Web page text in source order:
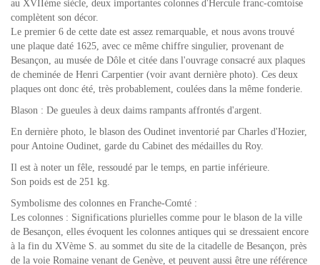
au XVIIéme siècle, deux importantes colonnes d'Hercule franc-comtoise
complètent son décor.
Le premier 6 de cette date est assez remarquable, et nous avons trouvé
une plaque daté 1625, avec ce même chiffre singulier, provenant de
Besançon, au musée de Dôle et citée dans l'ouvrage consacré aux plaques
de cheminée de Henri Carpentier (voir avant dernière photo). Ces deux
plaques ont donc été, très probablement, coulées dans la même fonderie.
Blason : De gueules à deux daims rampants affrontés d'argent.
En dernière photo, le blason des Oudinet inventorié par Charles d'Hozier,
pour Antoine Oudinet, garde du Cabinet des médailles du Roy.
Il est à noter un fêle, ressoudé par le temps, en partie inférieure.
Son poids est de 251 kg.
Symbolisme des colonnes en Franche-Comté :
Les colonnes : Significations plurielles comme pour le blason de la ville
de Besançon, elles évoquent les colonnes antiques qui se dressaient encore
à la fin du XVème S. au sommet du site de la citadelle de Besançon, près
de la voie Romaine venant de Genève, et peuvent aussi être une référence